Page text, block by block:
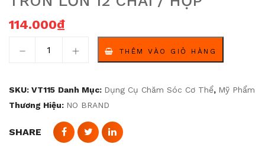
114.000₫
THÊM VÀO GIỎ HÀNG
SKU: VT115 Danh Mục: Dụng Cụ Chăm Sóc Cơ Thể, Mỹ Phẩm
Thương Hiệu: NO BRAND
SHARE